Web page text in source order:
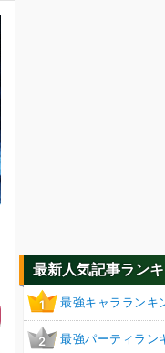
最新人気記事ラン
1 最強キャラランキ
2 最強パーティラン